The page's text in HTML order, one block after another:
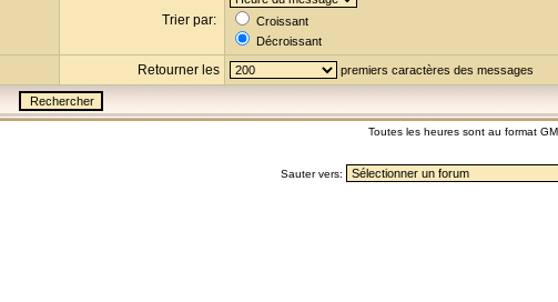
Trier par:
Croissant
Décroissant
Retourner les premiers caractères des messages
Toutes les heures sont au format
Sauter vers: